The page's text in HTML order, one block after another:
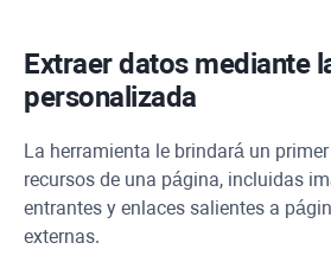
Extraer datos mediante
personalizada
La herramienta le brindará un
recursos de una página, incluidas
entrantes y enlaces salientes a
externas.